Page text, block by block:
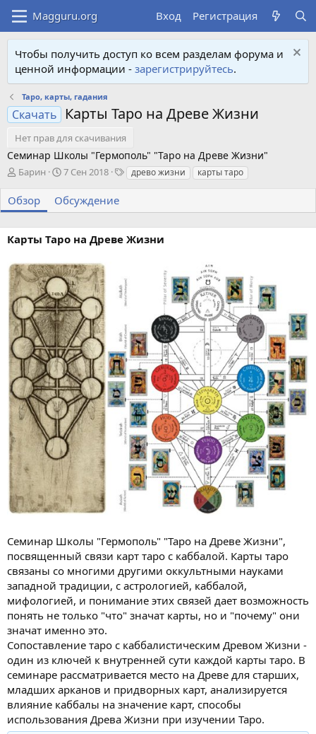
Вход Регистрация
Чтобы получить доступ ко всем разделам форума и
ценной информации - зарегистрируйтесь.
Таро, карты, гадания
Скачать Карты Таро на Древе Жизни
Нет прав для скачивания
Семинар Школы "Гермополь" "Таро на Древе Жизни"
А
т
о
Барин
Д
т
а
о
д
а
н
и
я
7 Сен 2018
Т
и
древо жизни карты таро
Обзор Обсуждение
Карты Таро на Древе Жизни
Семинар Школы "Гермополь" "Таро на Древе Жизни",
посвященный связи карт таро с каббалой. Карты таро
связаны со многими другими оккультными науками
западной традиции, с астрологией, каббалой,
мифологией, и понимание этих связей дает возможность
понять не только "что" значат карты, но и "почему" они
значат именно это.
Сопоставление таро с каббалистическим Древом Жизни -
один из ключей к внутренней сути каждой карты таро. В
семинаре рассматривается место на Древе для старших,
младших арканов и придворных карт, анализируется
влияние каббалы на значение карт, способы
использования Древа Жизни при изучении Таро.